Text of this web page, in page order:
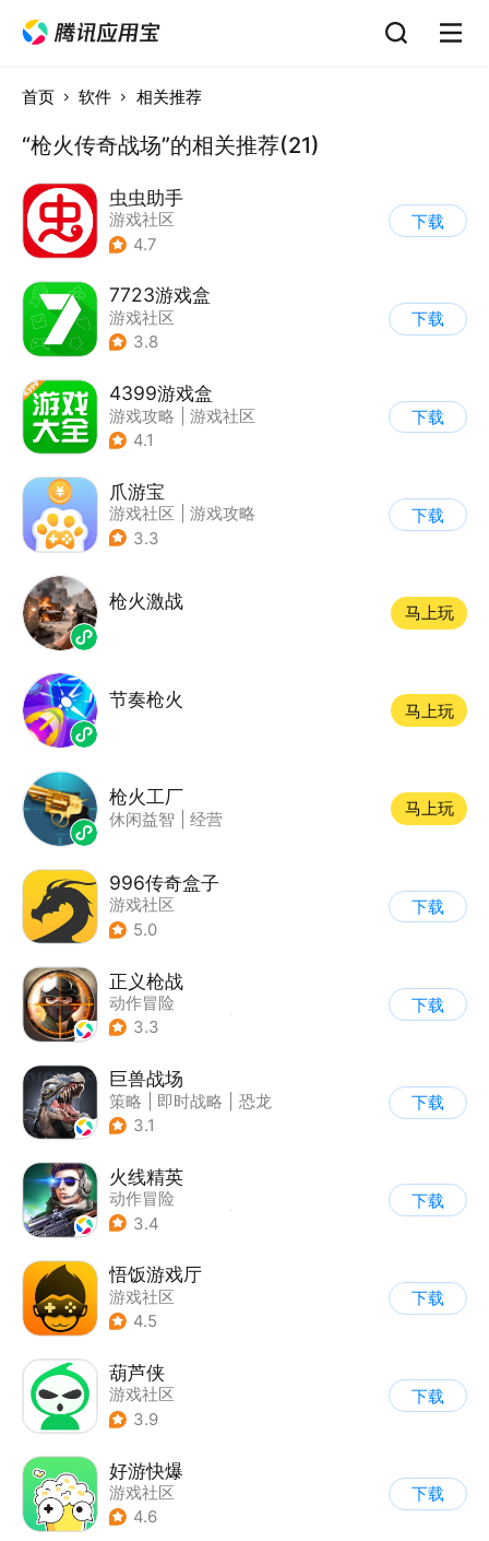
首页 软件 相关推荐
“枪火传奇战场”的相关推荐(21)
虫虫助手
游戏社区
4.7
下载
7723游戏盒
游戏社区
3.8
下载
4399游戏盒
游戏攻略
游戏社区
4.1
下载
爪游宝
游戏社区
游戏攻略
3.3
下载
枪火激战
马上玩
节奏枪火
马上玩
枪火工厂
休闲益智 经营
马上玩
996传奇盒子
游戏社区
5.0
下载
正义枪战
动作冒险
| 第一人称射击
3.3
下载
巨兽战场
策略 即时战略
恐龙
| 卡牌
3.1
下载
火线精英
动作冒险
| 第一人称射击
3.4
下载
悟饭游戏厅
游戏社区
4.5
下载
葫芦侠
游戏社区
3.9
下载
好游快爆
游戏社区
4.6
下载